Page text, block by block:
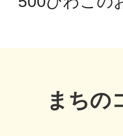
まちの